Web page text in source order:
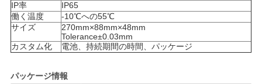
引
用
を
IP率
IP65
働く温度
-10℃への55℃
サイズ
270mm×88mm×48mm
Tolerance±0.03mm
カスタム化
電池、持続期間の時間、パッケージ
パッケージ情報